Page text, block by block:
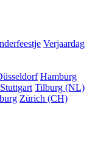
Verjaardag
Hamburg
Stuttgart Tilburg (NL)
Zürich (CH)